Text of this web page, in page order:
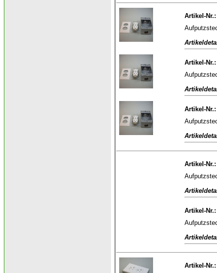
Artikel-Nr.:
Artikel-Nr.:
Artikel-Nr.:
Artikel-Nr.:
Artikel-Nr.:
Artikel-Nr.: